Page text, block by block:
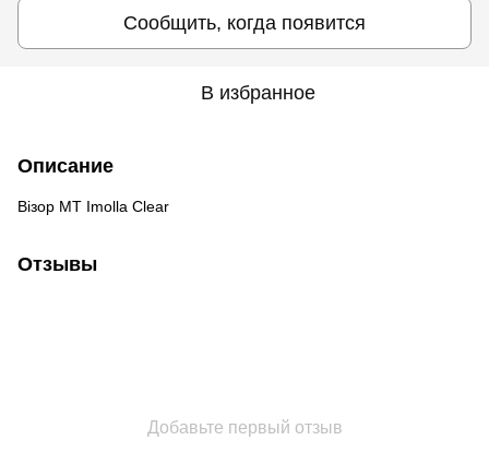
Сообщить, когда появится
В избранное
Описание
Візор MT Imolla Clear
Отзывы
Добавьте первый отзыв